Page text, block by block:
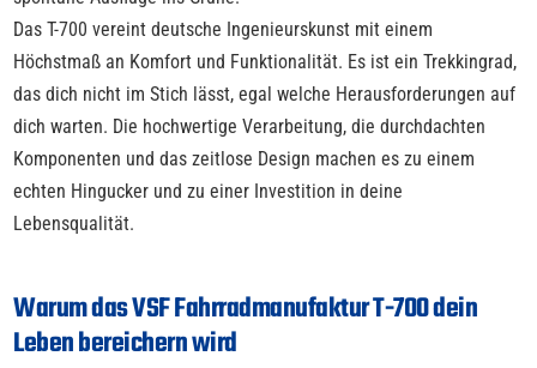
Das T-700 vereint deutsche Ingenieurskunst mit einem
Höchstmaß an Komfort und Funktionalität. Es ist ein Trekkingrad,
das dich nicht im Stich lässt, egal welche Herausforderungen auf
dich warten. Die hochwertige Verarbeitung, die durchdachten
Komponenten und das zeitlose Design machen es zu einem
echten Hingucker und zu einer Investition in deine
Lebensqualität.
Warum das VSF Fahrradmanufaktur T-700 dein
Leben bereichern wird